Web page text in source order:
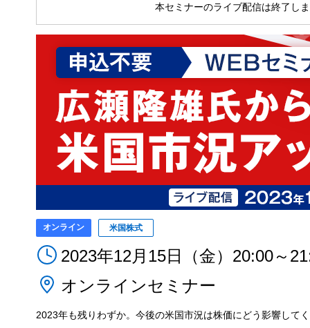
本セミナーのライブ配信は終了し
オンライン 米国株式
2023年12月15日（金）20:00～
オンラインセミナー
2023年も残りわずか。今後の米国市況は株価にどう影響して